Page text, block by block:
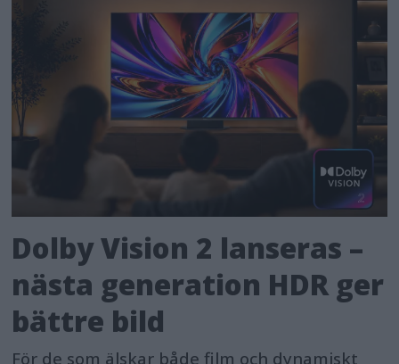
Dolby Vision 2 lanseras –
nästa generation HDR ger
bättre bild
För de som älskar både film och dynamiskt